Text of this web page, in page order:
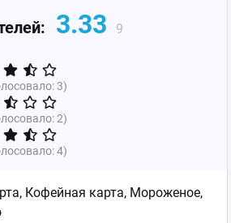
3.33 9
3)
2)
4)
Кофейная карта, Мороженое,